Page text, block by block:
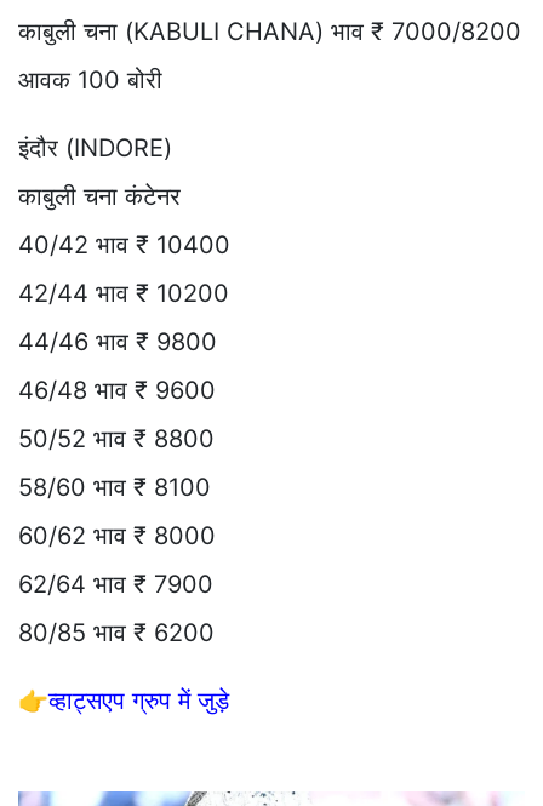
काबुली चना (KABULI CHANA) भाव ₹ 7000/8200
आवक 100 बोरी
इंदौर (INDORE)
काबुली चना कंटेनर
40/42 भाव ₹ 10400
42/44 भाव ₹ 10200
44/46 भाव ₹ 9800
46/48 भाव ₹ 9600
50/52 भाव ₹ 8800
58/60 भाव ₹ 8100
60/62 भाव ₹ 8000
62/64 भाव ₹ 7900
80/85 भाव ₹ 6200
👉व्हाट्सएप ग्रुप में जुड़े